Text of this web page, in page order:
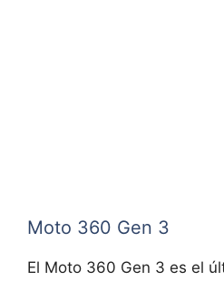
Moto 360 Gen 3
El Moto 360 Gen 3 es el